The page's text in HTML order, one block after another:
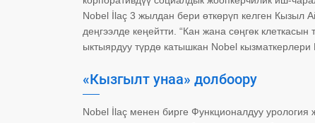
Nobel İlaç 3 жылдан бери өткөрүп келген Кызыл
деңгээлде кеңейтти. “Кан жана сөңгөк
ыктыярдуу түрдө катышкан Nobel
«Кызгылт унаа» долбоору
Nobel İlaç менен бирге Функционалдуу